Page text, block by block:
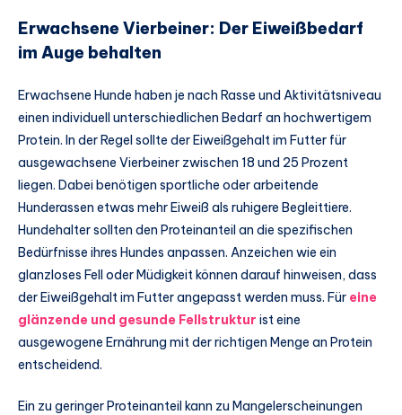
Erwachsene Vierbeiner: Der Eiweißbedarf
im Auge behalten
Erwachsene Hunde haben je nach Rasse und Aktivitätsniveau
einen individuell unterschiedlichen Bedarf an hochwertigem
Protein. In der Regel sollte der Eiweißgehalt im Futter für
ausgewachsene Vierbeiner zwischen 18 und 25 Prozent
liegen. Dabei benötigen sportliche oder arbeitende
Hunderassen etwas mehr Eiweiß als ruhigere Begleittiere.
Hundehalter sollten den Proteinanteil an die spezifischen
Bedürfnisse ihres Hundes anpassen. Anzeichen wie ein
glanzloses Fell oder Müdigkeit können darauf hinweisen, dass
der Eiweißgehalt im Futter angepasst werden muss. Für eine
glänzende und gesunde Fellstruktur ist eine
ausgewogene Ernährung mit der richtigen Menge an Protein
entscheidend.
Ein zu geringer Proteinanteil kann zu Mangelerscheinungen